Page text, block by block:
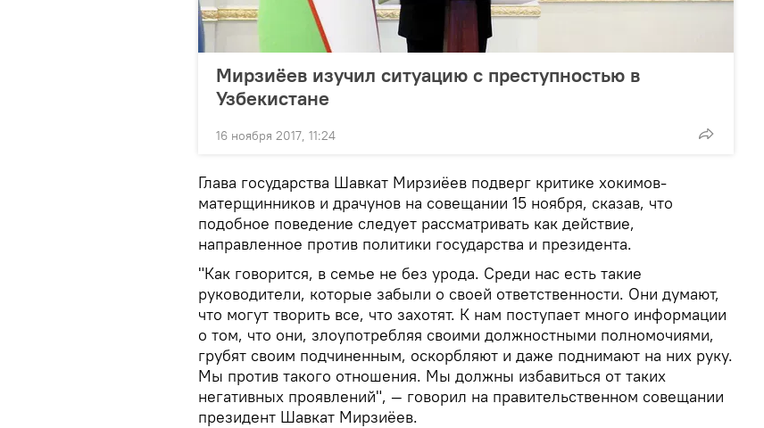
Мирзиёев изучил ситуацию с преступностью в
Узбекистане
16 ноября 2017, 11:24
Глава государства Шавкат Мирзиёев подверг критике хокимов-
матерщинников и драчунов на совещании 15 ноября, сказав, что
подобное поведение следует рассматривать как действие,
направленное против политики государства и президента.
"Как говорится, в семье не без урода. Среди нас есть такие
руководители, которые забыли о своей ответственности. Они думают,
что могут творить все, что захотят. К нам поступает много информации
о том, что они, злоупотребляя своими должностными полномочиями,
грубят своим подчиненным, оскорбляют и даже поднимают на них руку.
Мы против такого отношения. Мы должны избавиться от таких
негативных проявлений", — говорил на правительственном совещании
президент Шавкат Мирзиёев.